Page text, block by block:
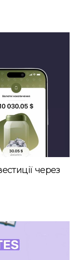
через